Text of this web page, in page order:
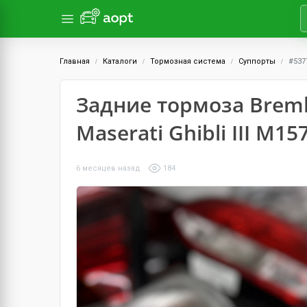
Главная Каталоги Тормозная система Суппорты
Задние тормоза
Maserati Ghibli III
6 месяцев назад 184